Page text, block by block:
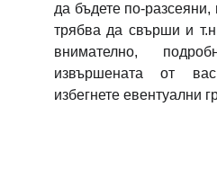
да бъдете по-
трябва да свърши и
внимателно,
извършената от
избегнете евентуални